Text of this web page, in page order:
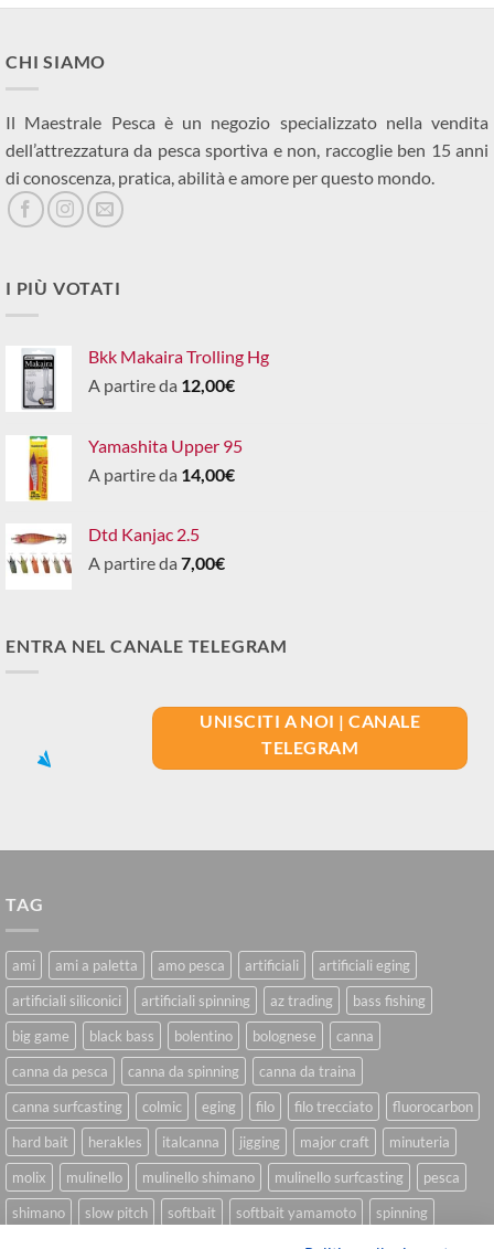
CHI SIAMO
Il Maestrale Pesca è un negozio specializzato nella vendita
dell’attrezzatura da pesca sportiva e non, raccoglie ben 15 anni
di conoscenza, pratica, abilità e amore per questo mondo.
I PIÙ VOTATI
Bkk Makaira Trolling Hg
A partire da 12,00€
Yamashita Upper 95
A partire da 14,00€
Dtd Kanjac 2.5
A partire da 7,00€
ENTRA NEL CANALE TELEGRAM
UNISCITI A NOI | CANALE
TELEGRAM
TAG
ami ami a paletta amo pesca artificiali
artificiali eging
artificiali siliconici
artificiali spinning az trading
bass fishing
big game
black bass bolentino bolognese
canna
canna da pesca
canna da spinning
canna da traina
canna surfcasting
colmic eging filo filo trecciato
fluorocarbon
hard bait
herakles italcanna jigging major craft
minuteria
molix
mulinello mulinello shimano mulinello surfcasting
pesca
shimano
slow pitch softbait softbait yamamoto
spinning